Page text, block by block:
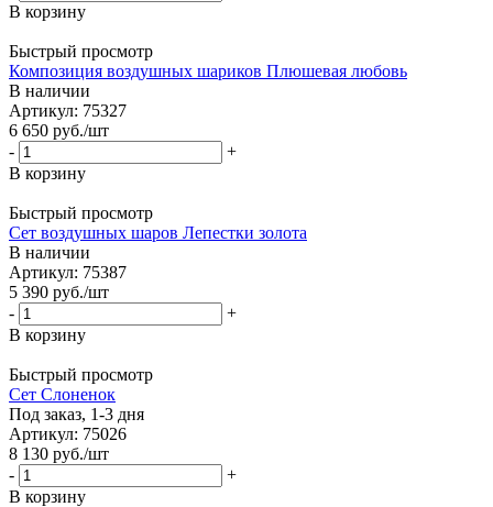
В корзину
Быстрый просмотр
Композиция воздушных шариков Плюшевая любовь
В наличии
Артикул: 75327
6 650 руб./шт
-
+
В корзину
Быстрый просмотр
Сет воздушных шаров Лепестки золота
В наличии
Артикул: 75387
5 390 руб./шт
-
+
В корзину
Быстрый просмотр
Сет Слоненок
Под заказ, 1-3 дня
Артикул: 75026
8 130 руб./шт
-
+
В корзину